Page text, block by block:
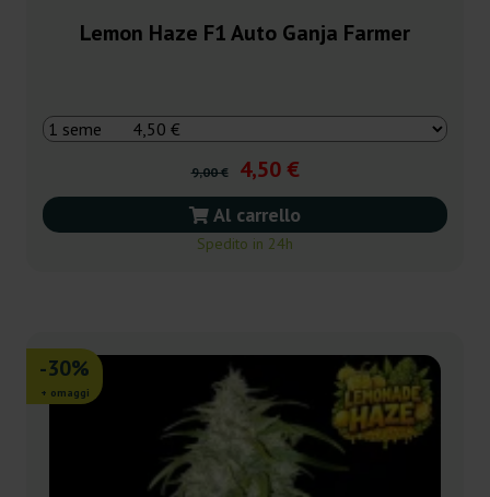
Lemon Haze F1 Auto Ganja Farmer
9,00 € 4,50 €
Al carrello
Spedito in 24h
-30%
+ omaggi